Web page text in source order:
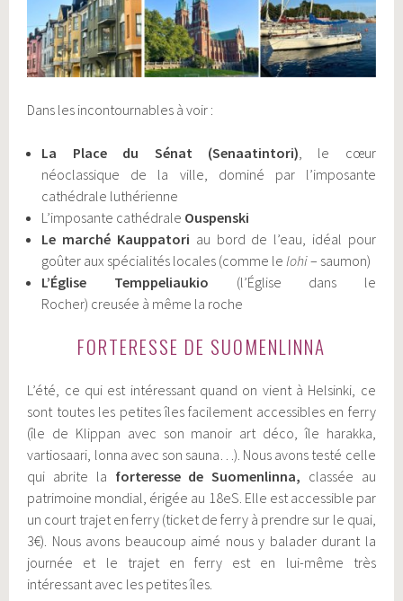
Dans les incontournables à voir :
La Place du Sénat (Senaatintori) , le cœur
néoclassique de la ville, dominé par l’imposante
cathédrale luthérienne
L’imposante cathédrale Ouspenski
Le marché Kauppatori au bord de l’eau, idéal pour
goûter aux spécialités locales (comme le lohi– saumon)
L’Église Temppeliaukio (l’Église dans le
Rocher) creusée à même la roche
FORTERESSE DE SUOMENLINNA
L’été, ce qui est intéressant quand on vient à Helsinki, ce
sont toutes les petites îles facilement accessibles en ferry
(île de Klippan avec son manoir art déco, île harakka,
vartiosaari, lonna avec son sauna…). Nous avons testé celle
qui abrite la forteresse de Suomenlinna, classée au
patrimoine mondial, érigée au 18eS. Elle est accessible par
un court trajet en ferry (ticket de ferry à prendre sur le quai,
3€). Nous avons beaucoup aimé nous y balader durant la
journée et le trajet en ferry est en lui-même très
intéressant avec les petites îles.